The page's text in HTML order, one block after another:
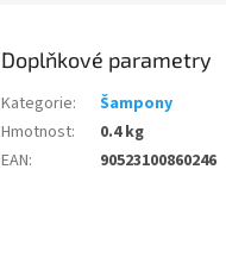
Doplňkové parametry
Kategorie:
Šampony
Hmotnost:
0.4 kg
EAN: 90523100860246